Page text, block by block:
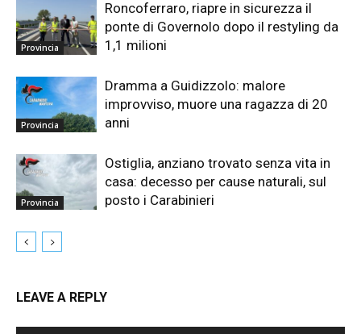
Provincia
Roncoferraro, riapre in sicurezza il
ponte di Governolo dopo il restyling da
1,1 milioni
Provincia
Dramma a Guidizzolo: malore
improvviso, muore una ragazza di 20
anni
Provincia
Ostiglia, anziano trovato senza vita in
casa: decesso per cause naturali, sul
posto i Carabinieri
LEAVE A REPLY